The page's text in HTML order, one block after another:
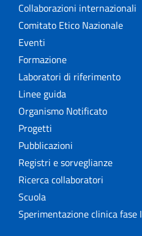
Collaborazioni internazionali
Comitato Etico Nazionale
Eventi
Formazione
Laboratori di riferimento
Linee guida
Organismo Notificato
Progetti
Pubblicazioni
Registri e sorveglianze
Ricerca collaboratori
Scuola
Sperimentazione clinica fase I